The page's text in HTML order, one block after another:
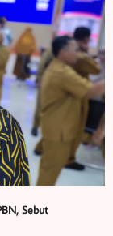
Sebut